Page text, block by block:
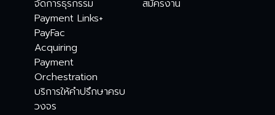
จัดการธุรกรรม
Payment Links+
PayFac
Acquiring
Payment
Orchestration
บริการให้คำปรึกษาครบ
วงจร
สมัครงาน